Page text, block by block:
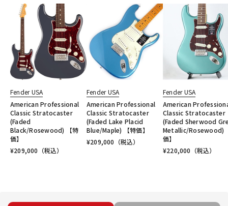
Fender USA
American Professional
Classic Stratocaster
(Faded
Black/Rosewood) 【特
価】
¥209,000 （税込）
Fender USA
American Professional
Classic Stratocaster
(Faded Lake Placid
Blue/Maple) 【特価】
¥209,000 （税込）
Fender USA
American
Classic Stratocaster
(Faded Sherwood
Metallic/Rosewood)
価】
¥220,000 （税込）